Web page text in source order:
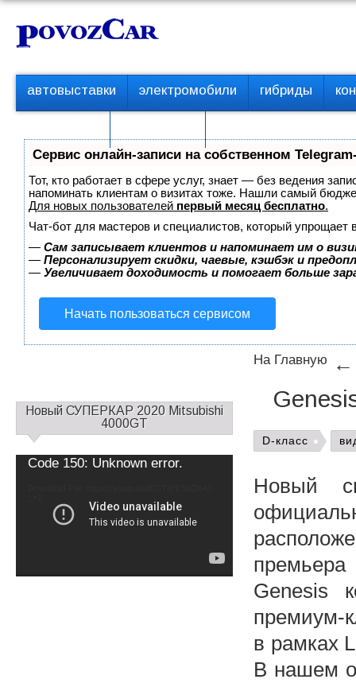
Перейти
контенту
р
о
е
м
е
ю
автовыставки электромобили гибриды
Сервис онлайн-записи на собственном
Тот, кто работает в сфере услуг, знает — без ведения
напоминать клиентам о визитах тоже. Нашли самый
Для новых пользователей первый месяц бесплатно.
Чат-бот для мастеров и специалистов, который упрощает
— Сам записывает клиентов и напоминает им о
— Персонализирует скидки, чаевые, кэшбэк и
— Увеличивает доходимость и помогает больше
Начать пользоваться сервисом
На Главную
D-класс
Новый
Genesis
премиум-
в рамках
В нашем
С
д
Новый СУПЕРКАР 2020 Mitsubishi
4000GT
Video
Code 150: Unknown error.